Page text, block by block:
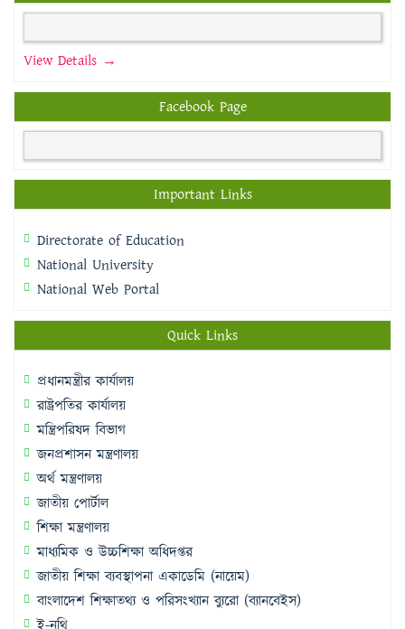
View Details →
Facebook Page
Important Links
Directorate of Education
National University
National Web Portal
Quick Links
প্রধানমন্ত্রীর কার্যালয়
রাষ্ট্রপতির কার্যালয়
মন্ত্রিপরিষদ বিভাগ
জনপ্রশাসন মন্ত্রণালয়
অর্থ মন্ত্রণালয়
জাতীয় পোর্টাল
শিক্ষা মন্ত্রণালয়
মাধ্যমিক ও উচ্চশিক্ষা অধিদপ্তর
জাতীয় শিক্ষা ব্যবস্থাপনা একাডেমি (নায়েম)
বাংলাদেশ শিক্ষাতথ্য ও পরিসংখ্যান ব্যুরো (ব্যানবেইস)